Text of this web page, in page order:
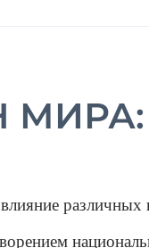
различных